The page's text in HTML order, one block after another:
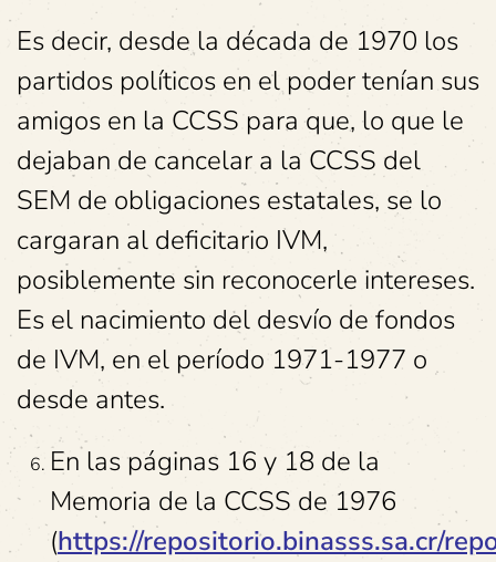
Es decir, desde la década de 1970 los
partidos políticos en el poder tenían sus
amigos en la CCSS para que, lo que le
dejaban de cancelar a la CCSS del
SEM de obligaciones estatales, se lo
cargaran al deficitario IVM,
posiblemente sin reconocerle intereses.
Es el nacimiento del desvío de fondos
de IVM, en el período 1971-1977 o
desde antes.
En las páginas 16 y 18 de la
Memoria de la CCSS de 1976
(https://repositorio.binasss.sa.cr/